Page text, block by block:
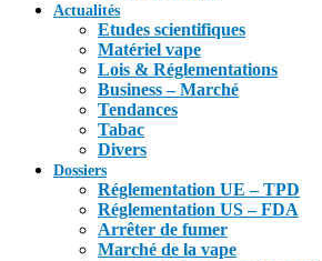
Actualités
Etudes scientifiques
Matériel vape
Lois & Réglementations
Business – Marché
Tendances
Tabac
Divers
Dossiers
Réglementation UE – TPD
Réglementation US – FDA
Arrêter de fumer
Marché de la vape